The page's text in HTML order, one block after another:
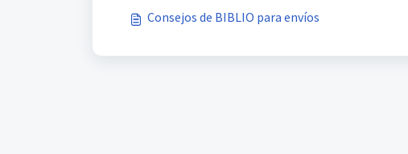
Consejos de BIBLIO para envíos